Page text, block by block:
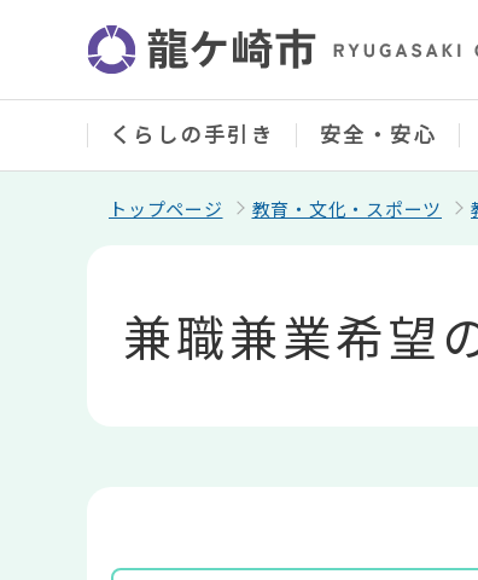
ジ
くらしの手引き 安全・安心
トップページ 教育・文化・スポーツ
兼職兼業希望